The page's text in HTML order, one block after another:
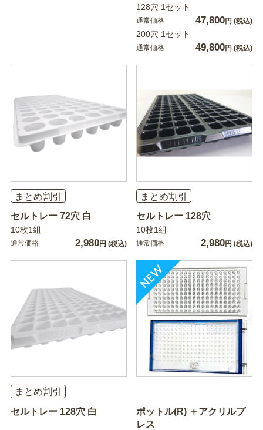
128穴 1セット
通常価格 47,800円 (税込)
200穴 1セット
通常価格 49,800円 (税込)
まとめ割引
セルトレー 72穴 白
10枚1組
通常価格 2,980円 (税込)
まとめ割引
セルトレー 128穴
10枚1組
通常価格 2,980円 (税込)
まとめ割引
セルトレー 128穴 白
ポットル(R) ＋アクリルプ
レス